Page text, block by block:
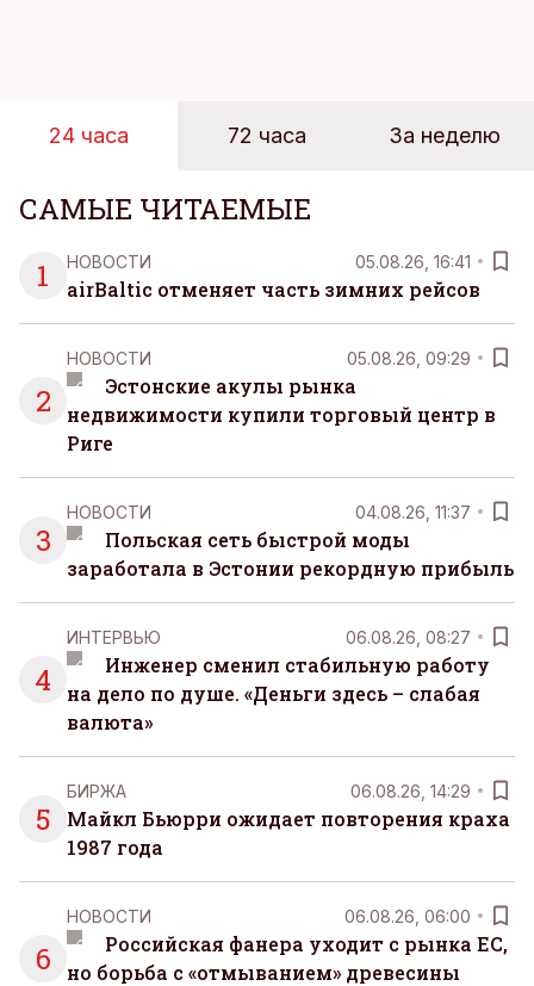
24 часа 72 часа За неделю
САМЫЕ ЧИТАЕМЫЕ
1
НОВОСТИ 05.08.26, 16:41
airBaltic отменяет часть зимних рейсов
2
НОВОСТИ 05.08.26, 09:29
Эстонские акулы рынка
недвижимости купили торговый центр в
Риге
3
НОВОСТИ 04.08.26, 11:37
Польская сеть быстрой моды
заработала в Эстонии рекордную прибыль
4
ИНТЕРВЬЮ 06.08.26, 08:27
Инженер сменил стабильную работу
на дело по душе. «Деньги здесь – слабая
валюта»
5
БИРЖА 06.08.26, 14:29
Майкл Бьюрри ожидает повторения краха
1987 года
6
НОВОСТИ 06.08.26, 06:00
Российская фанера уходит с рынка ЕС,
но борьба с «отмыванием» древесины